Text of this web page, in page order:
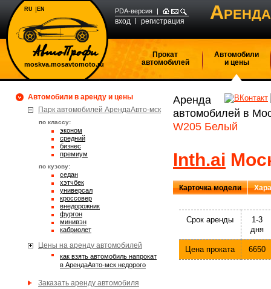
moskva.mosavtomoto.ru
PDA-версия
вход регистрация А
RU EN
Прокат
автомобилей
Автомобили
и цены
Автомобили в аренду и цены
Парк автомобилей АрендаАвто-мск
по классу:
эконом
средний
бизнес
премиум
по кузову:
седан
хэтчбек
универсал
кроссовер
внедорожник
фургон
минивэн
кабриолет
Цены на аренду автомобилей
Как взять автомобиль напрокат
в АрендаАвто-мск недорого
Заказать аренду автомобиля
Аренда
автомобилей в
W205 Белый
Inth.ai
Карточка модели
Срок аренды
1-3
дня
Цена проката 6650